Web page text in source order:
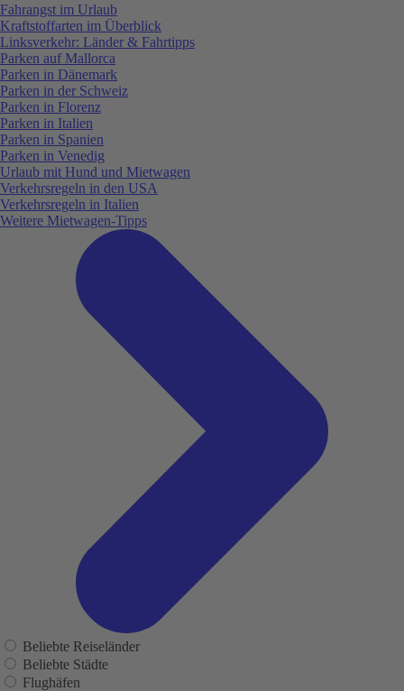
Fahrangst im Urlaub
Kraftstoffarten im Überblick
Linksverkehr: Länder & Fahrtipps
Parken auf Mallorca
Parken in Dänemark
Parken in der Schweiz
Parken in Florenz
Parken in Italien
Parken in Spanien
Parken in Venedig
Urlaub mit Hund und Mietwagen
Verkehrsregeln in den USA
Verkehrsregeln in Italien
Weitere Mietwagen-Tipps
Beliebte Reiseländer
Beliebte Städte
Flughäfen